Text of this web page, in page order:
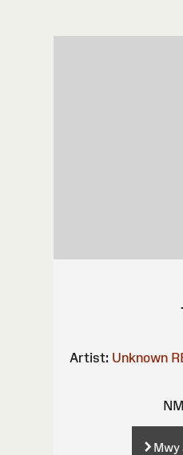
Artist: Unknown
Mwy